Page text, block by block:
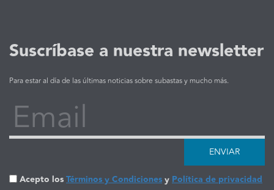
Suscríbase a nuestra newsletter
Para estar al día de las últimas noticias sobre subastas y mucho más.
Email
ENVIAR
Acepto losTérminos y CondicionesyPolítica de privacidad